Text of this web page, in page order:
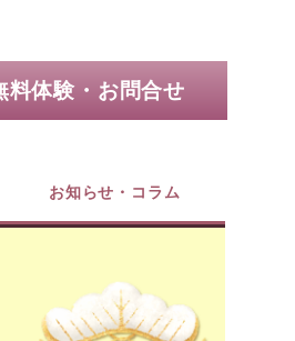
料体験・お問合せ
お知らせ・コラム